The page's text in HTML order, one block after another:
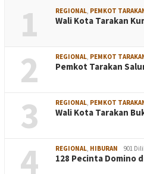
1 REGIONAL PEMKOT
Wali Kota Tarakan
2 REGIONAL PEMKOT
Pemkot Tarakan
3 REGIONAL PEMKOT
Wali Kota Tarakan
4 REGIONAL HIBURAN 901
128 Pecinta Domino